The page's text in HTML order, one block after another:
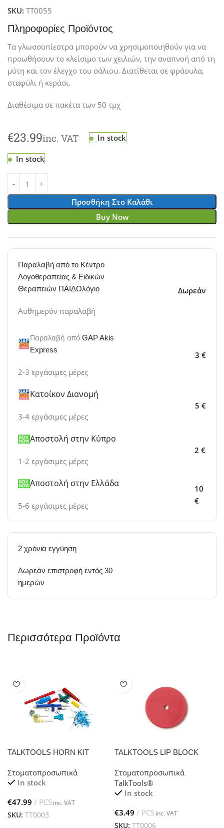
SKU:TT0055
Πληροφορίες Προϊόντος
Τα γλωσσοπίεστρα μπορούν να χρησιμοποιηθούν για να
προωθήσουν το κλείσιμο των χειλιών, την αναπνοή από τη
μύτη και τον έλεγχο του σάλιου. Διατίθεται σε φράουλα,
σταφύλι ή κεράσι.
Διαθέσιμα σε πακέτα των 50 τμχ
€ In stock
In stock
Προσθήκη Στο Καλάθι
Buy Now
Παραλαβή από το Κέντρο
Λογοθεραπείας & Ειδικών
Θεραπειών ΠΑΙΔΟλόγιο
Αυθημερόν παραλαβή
Δωρεάν
Παραλαβή απόGAP Akis
Express
2-3 εργάσιμες μέρες
3 €
Κατοίκον Διανομή
3-4 εργάσιμες μέρες
5 €
Αποστολή στην Κύπρο
1-2 εργάσιμες μέρες
2 €
Αποστολή στην Ελλάδα
5-6 εργάσιμες μέρες
10
€
2 χρόνια εγγύηση
Δωρεάν επιστροφή εντός 30
ημερών
Περισσότερα Προϊόντα
TALKTOOLS HORN KIT
Στοματοπροσωπικά
In stock
€
SKU: TT0003
TALKTOOLS LIP BLOCK
Στοματοπροσωπικά
TalkTools®
In stock
€
SKU: TT0006